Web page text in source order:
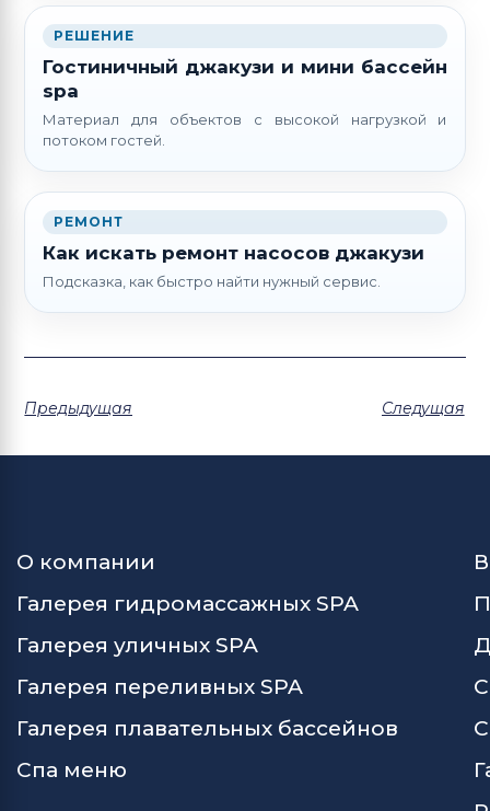
РЕШЕНИЕ
Гостиничный джакузи и мини бассейн
spa
Материал для объектов с высокой нагрузкой и
потоком гостей.
РЕМОНТ
Как искать ремонт насосов джакузи
Подсказка, как быстро найти нужный сервис.
Предыдущая Следущая
О компании
Галерея гидромассажных SPA
Галерея уличных SPA
Галерея переливных SPA
Галерея плавательных бассейнов
Спа меню